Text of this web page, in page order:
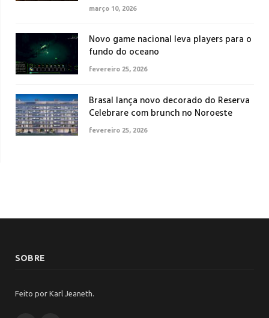
março 10, 2026
Novo game nacional leva players para o
fundo do oceano
fevereiro 25, 2026
Brasal lança novo decorado do Reserva
Celebrare com brunch no Noroeste
fevereiro 25, 2026
SOBRE
Feito por Karl Jeaneth.